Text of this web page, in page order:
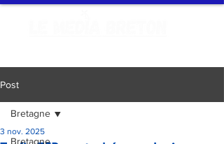
Post
Bretagne
Bretagne
3 nov. 2025